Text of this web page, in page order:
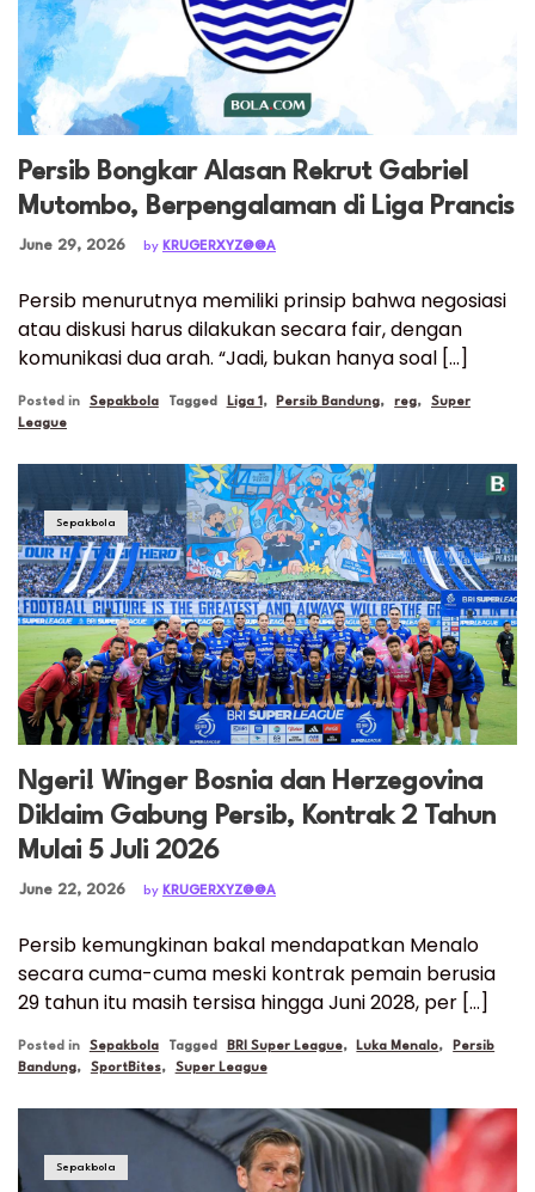
Persib Bongkar Alasan Rekrut Gabriel
Mutombo, Berpengalaman di Liga Prancis
Posted on
June 29, 2026 by KRUGERXYZ@@A
Persib menurutnya memiliki prinsip bahwa negosiasi
atau diskusi harus dilakukan secara fair, dengan
komunikasi dua arah. “Jadi, bukan hanya soal […]
Posted in Sepakbola Tagged Liga 1, Persib Bandung, reg,
Super
League
Sepakbola
Ngeri! Winger Bosnia dan Herzegovina
Diklaim Gabung Persib, Kontrak 2 Tahun
Mulai 5 Juli 2026
Posted on
June 22, 2026 by KRUGERXYZ@@A
Persib kemungkinan bakal mendapatkan Menalo
secara cuma-cuma meski kontrak pemain berusia
29 tahun itu masih tersisa hingga Juni 2028, per […]
Posted in Sepakbola Tagged BRI Super League, Luka Menalo,
Persib
Bandung, SportBites, Super League
Sepakbola